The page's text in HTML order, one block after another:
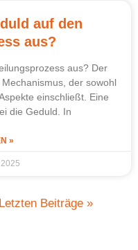
auf den
aus?
aus? Der
der sowohl
einschließt. Eine
die Geduld. In
»
Letzten Beiträge »